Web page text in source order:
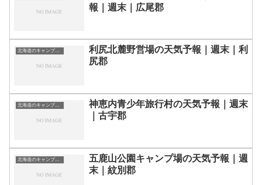
報｜週末｜広尾郡
北海道のキャンプ場一覧
利尻北麓野営場の天気予報｜週末｜利
尻郡
北海道のキャンプ場一覧
神恵内青少年旅行村の天気予報｜週末
｜古宇郡
北海道のキャンプ場一覧
五鹿山公園キャンプ場の天気予報｜週
末｜紋別郡